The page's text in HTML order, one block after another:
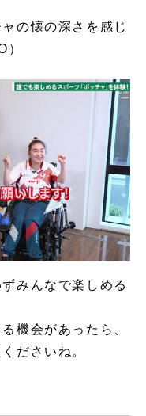
の懐の深さを感じ
みんなで楽しめる
機会があったら、
ださいね。